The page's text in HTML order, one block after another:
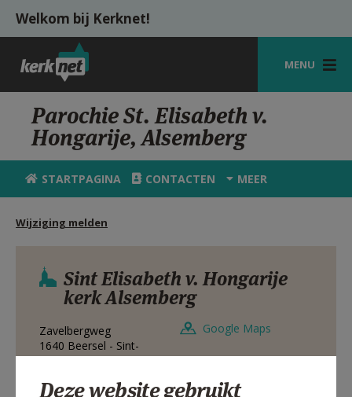
Overslaan en naar de inhoud gaan
Welkom bij Kerknet!
MENU
STARTPAGINA
KERK
VIERINGEN
HULP
MIJN PAROCHIE
AANMELDEN OF REGISTREREN
Parochie St. Elisabeth v.
Hongarije, Alsemberg
STARTPAGINA CONTACTEN MEER
Wijziging melden
Sint Elisabeth v. Hongarije
kerk Alsemberg
Zavelbergweg
1640 Beersel - Sint-
Genesius-Rode
Google Maps
Deze website gebruikt